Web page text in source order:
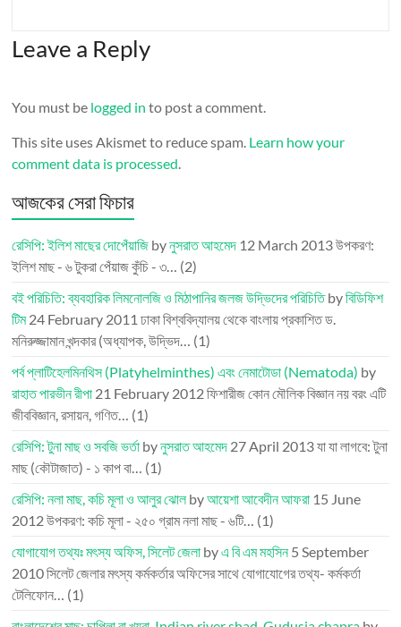
Leave a Reply
You must be logged in to post a comment.
This site uses Akismet to reduce spam. Learn how your
comment data is processed.
আজকের সেরা ফিচার
রেসিপি: ইলিশ মাছের দোপেঁয়াজি byনুসরাত আহমেদ 12 March 2013উপকরণ:
ইলিশ মাছ - ৬ টুকরা পেঁয়াজ কুঁচি - ৩… (2)
বই পরিচিতি: ব্যবহারিক লিমনোলজি ও মিঠাপানির জলজ উদ্ভিদের পরিচিতিbyবিডিফিশ
টিম24 February 2011 ঢাকা বিশ্ববিদ্যালয় থেকে বাংলায় প্রকাশিত ড.
মনিরুজ্জামান খন্দকার (অধ্যাপক, উদ্ভিদ… (1)
পর্ব প্লাটিহেলমিনথিস (Platyhelminthes) এবং নেমাটোডা (Nematoda) by
রাহাত পারভীন রীপা 21 February 2012ফিশারীজ কোন মৌলিক বিজ্ঞান নয় বরং এটি
জীববিজ্ঞান, রসায়ন, গণিত… (1)
রেসিপি: টুনা মাছ ও সবজি ভর্তা byনুসরাত আহমেদ 27 April 2013যা যা লাগবে: টুনা
মাছ (কৌটাজাত) - ১ কাপ বা… (1)
রেসিপি: নলা মাছ, কচি মূলা ও আলুর ঝোলbyআয়েশা আবেদীন আফরা 15 June
2012উপকরণ: কচি মূলা - ২৫০ গ্রাম নলা মাছ - ৬টি… (1)
যোগাযোগ তথ্যঃ মৎস্য অফিস, সিলেট জেলা byএ বি এম মহসিন5 September
2010সিলেট জেলার মৎস্য কর্মকর্তার অফিসের সাথে যোগাযোগের তথ্য- কর্মকর্তা
টেলিফোন… (1)